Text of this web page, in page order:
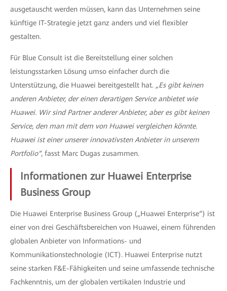
ausgetauscht werden müssen, kann das Unternehmen seine
künftige IT-Strategie jetzt ganz anders und viel flexibler
gestalten.
Für Blue Consult ist die Bereitstellung einer solchen
leistungsstarken Lösung umso einfacher durch die
Unterstützung, die Huawei bereitgestellt hat. „Es gibt keinen
anderen Anbieter, der einen derartigen Service anbietet wie
Huawei. Wir sind Partner anderer Anbieter, aber es gibt keinen
Service, den man mit dem von Huawei vergleichen könnte.
Huawei ist einer unserer innovativsten Anbieter in unserem
Portfolio“, fasst Marc Dugas zusammen.
Informationen zur Huawei Enterprise
Business Group
Die Huawei Enterprise Business Group („Huawei Enterprise“) ist
einer von drei Geschäftsbereichen von Huawei, einem führenden
globalen Anbieter von Informations- und
Kommunikationstechnologie (ICT). Huawei Enterprise nutzt
seine starken F&E-Fähigkeiten und seine umfassende technische
Fachkenntnis, um der globalen vertikalen Industrie und